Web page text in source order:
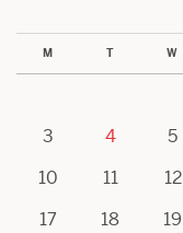
M T W
3
4 5
10
11 12
17
18 19